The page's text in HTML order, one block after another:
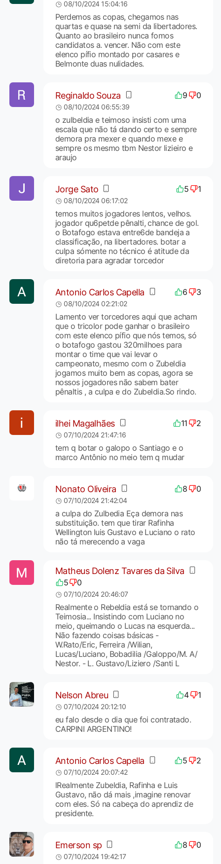
08/10/2024 15:04:16
Perdemos as copas, chegamos nas
quartas e quase na semi da libertadores.
Quanto ao brasileiro nunca fomos
candidatos a. vencer. Não com este
elenco pífio montado por casares e
Belmonte duas nulidades.
Reginaldo Souza 9 0
08/10/2024 06:55:39
o zulbeldia e teimoso insisti com uma
escala que não tá dando certo e sempre
demora pra mexer e quando mexe e
sempre os mesmo tbm Nestor lizieiro e
araujo
Jorge Sato 5 1
08/10/2024 06:17:02
temos muitos jogadores lentos, velhos.
jogador qu6petde pênalti, chance de gol.
o Botafogo estava entre6de bandeja a
classificação, na libertadores. botar a
culpa sómente no técnico é atitude da
diretoria para agradar torcedor
Antonio Carlos Capella 6 3
08/10/2024 02:21:02
Lamento ver torcedores aqui que acham
que o tricolor pode ganhar o brasileiro
com este elenco pífio que nós temos, só
o botafogo gastou 320milhoes para
montar o time que vai levar o
campeonato, mesmo com o Zubeldia
jogamos muito bem as copas, agora se
nossos jogadores não sabem bater
pênaltis , a culpa e do Zubeldia.So rindo.
ilhei Magalhães 11 2
07/10/2024 21:47:16
tem q botar o galopo o Santiago e o
marco Antônio no meio tem q mudar
Nonato Oliveira 8 0
07/10/2024 21:42:04
a culpa do Zulbedia Eça demora nas
substituição. tem que tirar Rafinha
Wellington luis Gustavo e Luciano o rato
não tá merecendo a vaga
Matheus Dolenz Tavares da Silva
5 0
07/10/2024 20:46:07
Realmente o Rebeldia está se tornando o
Teimosia... Insistindo com Luciano no
meio, queimando o Lucas na esquerda...
Não fazendo coisas básicas -
W.Rato/Eric, Ferreira /Wilian,
Lucas/Luciano, Bobadilia /Galoppo/M. A/
Nestor. - L. Gustavo/Liziero /Santi L
Nelson Abreu 4 1
07/10/2024 20:12:10
eu falo desde o dia que foi contratado.
CARPINI ARGENTINO!
Antonio Carlos Capella 5 2
07/10/2024 20:07:42
lRealmente Zubeldia, Rafinha e Luis
Gustavo, não dá mais ,imagine renovar
com eles. Só na cabeça do aprendiz de
presidente.
Emerson sp 8 0
07/10/2024 19:42:17